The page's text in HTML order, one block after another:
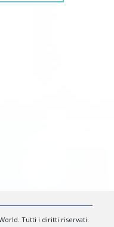
Tutti i diritti riservati.